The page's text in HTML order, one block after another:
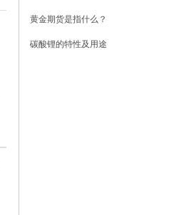
黄金期货是指什么？
碳酸锂的特性及用途